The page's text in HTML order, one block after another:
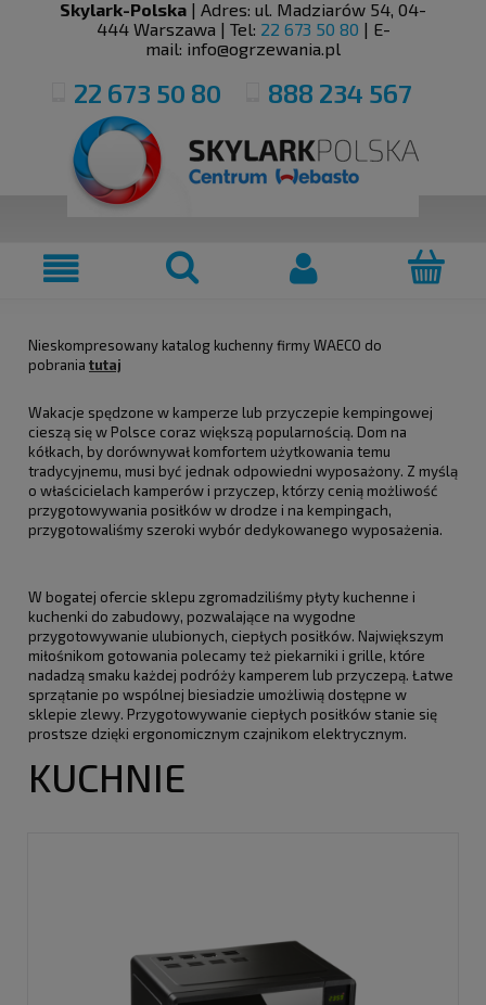
Skylark-Polska | Adres: ul. Madziarów 54, 04-
444 Warszawa | Tel: 22 673 50 80 | E-
mail: info@ogrzewania.pl
22 673 50 80 888 234 567
Nieskompresowany katalog kuchenny firmy WAECO do
pobrania tutaj
Wakacje spędzone w kamperze lub przyczepie kempingowej
cieszą się w Polsce coraz większą popularnością. Dom na
kółkach, by dorównywał komfortem użytkowania temu
tradycyjnemu, musi być jednak odpowiedni wyposażony. Z myślą
o właścicielach kamperów i przyczep, którzy cenią możliwość
przygotowywania posiłków w drodze i na kempingach,
przygotowaliśmy szeroki wybór dedykowanego wyposażenia.
W bogatej ofercie sklepu zgromadziliśmy płyty kuchenne i
kuchenki do zabudowy, pozwalające na wygodne
przygotowywanie ulubionych, ciepłych posiłków. Największym
miłośnikom gotowania polecamy też piekarniki i grille, które
nadadzą smaku każdej podróży kamperem lub przyczepą. Łatwe
sprzątanie po wspólnej biesiadzie umożliwią dostępne w
sklepie zlewy. Przygotowywanie ciepłych posiłków stanie się
prostsze dzięki ergonomicznym czajnikom elektrycznym.
KUCHNIE